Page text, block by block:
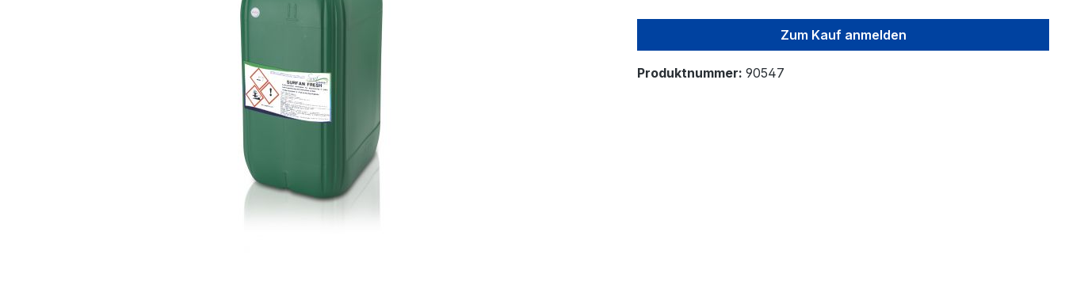
Zum Kauf anmelden
Produktnummer: 90547